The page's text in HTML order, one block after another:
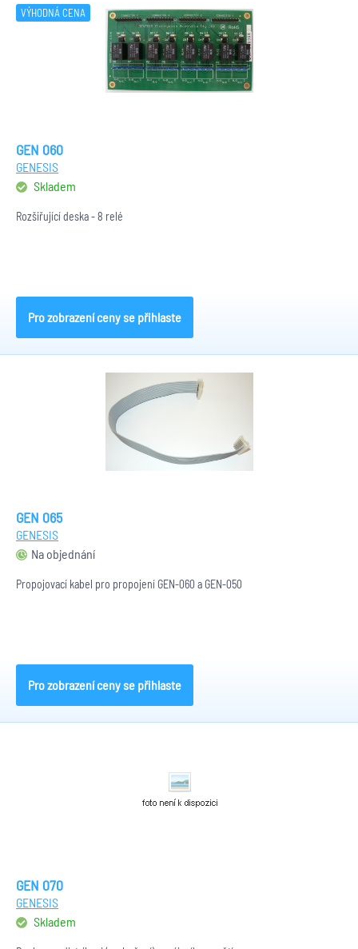
VÝHODNÁ CENA
GEN 060
GENESIS
Skladem
Rozšiřující deska - 8 relé
Pro zobrazení ceny se přihlaste
GEN 065
GENESIS
Na objednání
Propojovací kabel pro propojení GEN-060 a GEN-050
Pro zobrazení ceny se přihlaste
GEN 070
GENESIS
Skladem